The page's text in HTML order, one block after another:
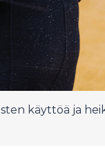
käyttöä ja